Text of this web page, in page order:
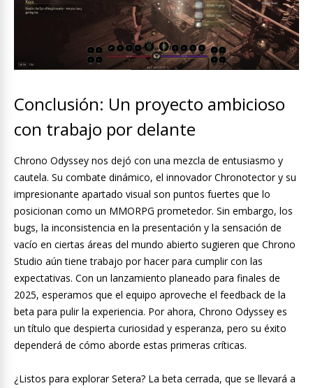
Conclusión: Un proyecto ambicioso
con trabajo por delante
Chrono Odyssey nos dejó con una mezcla de entusiasmo y
cautela. Su combate dinámico, el innovador Chronotector y su
impresionante apartado visual son puntos fuertes que lo
posicionan como un MMORPG prometedor. Sin embargo, los
bugs, la inconsistencia en la presentación y la sensación de
vacío en ciertas áreas del mundo abierto sugieren que Chrono
Studio aún tiene trabajo por hacer para cumplir con las
expectativas. Con un lanzamiento planeado para finales de
2025, esperamos que el equipo aproveche el feedback de la
beta para pulir la experiencia. Por ahora, Chrono Odyssey es
un título que despierta curiosidad y esperanza, pero su éxito
dependerá de cómo aborde estas primeras críticas.
¿Listos para explorar Setera? La beta cerrada, que se llevará a